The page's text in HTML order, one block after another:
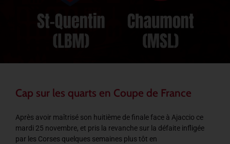
Cap sur les quarts en Coupe de France
Après avoir maîtrisé son huitième de finale face à Ajaccio ce
mardi 25 novembre, et pris la revanche sur la défaite infligée
par les Corses quelques semaines plus tôt en